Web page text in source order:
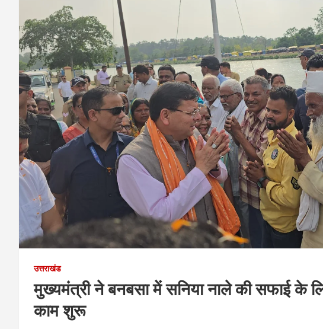
उत्तराखंड
मुख्यमंत्री ने बनबसा में सनिया नाले की सफाई के
काम शुरू